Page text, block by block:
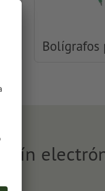
Bolígrafos